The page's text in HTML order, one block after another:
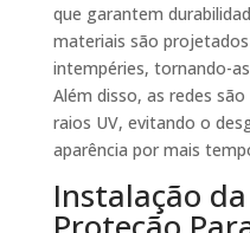
que garantem
materiais são
intempéries, tornando-
Além disso, as redes
raios UV, evitando o
aparência por mais
Instalação